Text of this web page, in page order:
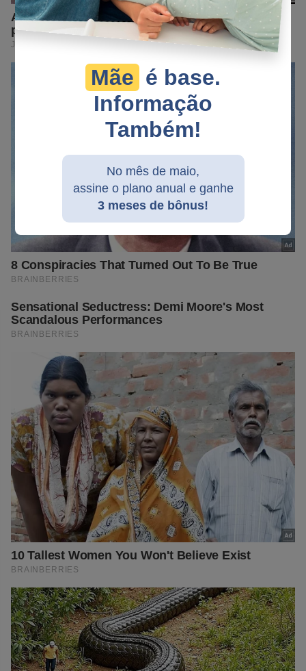
Mãe é base.
Informação
Também!
No mês de maio,
assine o plano anual e ganhe
3 meses de bônus!